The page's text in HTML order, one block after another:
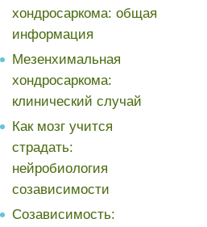
хондросаркома: общая
информация
Мезенхимальная
хондросаркома:
клинический случай
Как мозг учится
страдать:
нейробиология
созависимости
Созависимость: